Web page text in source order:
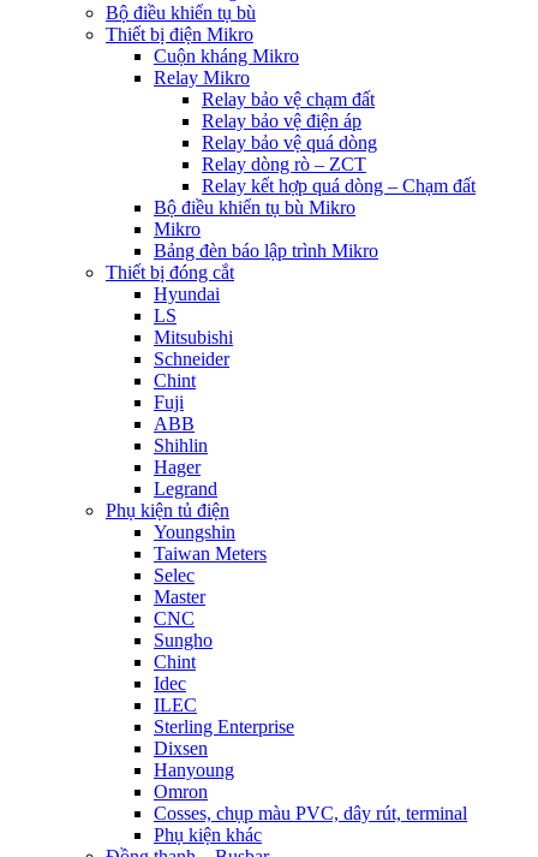
Bộ điều khiển tụ bù
Thiết bị điện Mikro
Cuộn kháng Mikro
Relay Mikro
Relay bảo vệ chạm đất
Relay bảo vệ điện áp
Relay bảo vệ quá dòng
Relay dòng rò – ZCT
Relay kết hợp quá dòng – Chạm đất
Bộ điều khiển tụ bù Mikro
Mikro
Bảng đèn báo lập trình Mikro
Thiết bị đóng cắt
Hyundai
LS
Mitsubishi
Schneider
Chint
Fuji
ABB
Shihlin
Hager
Legrand
Phụ kiện tủ điện
Youngshin
Taiwan Meters
Selec
Master
CNC
Sungho
Chint
Idec
ILEC
Sterling Enterprise
Dixsen
Hanyoung
Omron
Cosses, chụp màu PVC, dây rút, terminal
Phụ kiện khác